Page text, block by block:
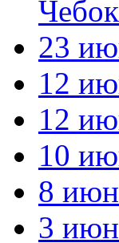
23
12
12
10
8
3